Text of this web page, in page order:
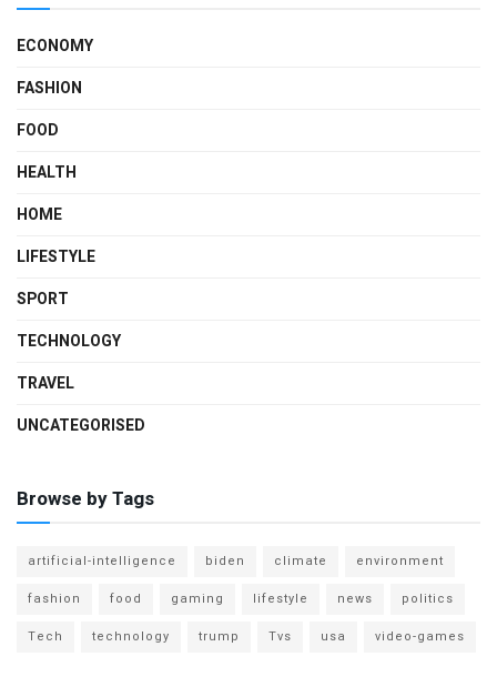
ECONOMY
FASHION
FOOD
HEALTH
HOME
LIFESTYLE
SPORT
TECHNOLOGY
TRAVEL
UNCATEGORISED
Browse by Tags
artificial-intelligence biden climate
environment
fashion
food gaming lifestyle news
politics
Tech
technology trump Tvs usa video-games